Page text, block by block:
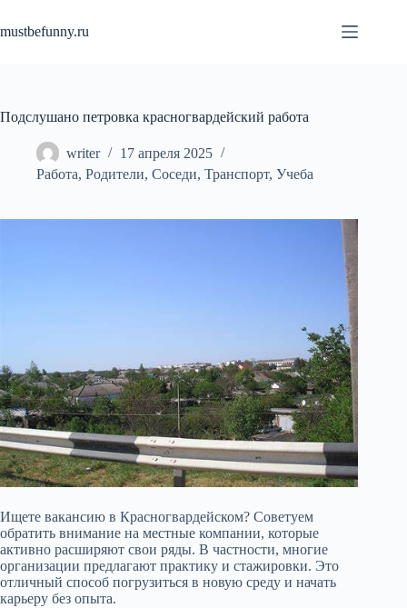
сути
mustbefunny.ru
Подслушано петровка красногвардейский работа
writer
17 апреля 2025
Работа, Родители, Соседи, Транспорт, Учеба
Ищете вакансию в Красногвардейском? Советуем
обратить внимание на местные компании, которые
активно расширяют свои ряды. В частности, многие
организации предлагают практику и стажировки. Это
отличный способ погрузиться в новую среду и начать
карьеру без опыта.